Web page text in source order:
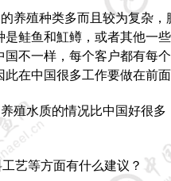
养殖种类多而且较为复杂
鲑鱼和魟鳟，或者其他一
不一样，每个客户都有每
在中国很多工作要做在前面
殖水质的情况比中国好很
艺等方面有什么建议？